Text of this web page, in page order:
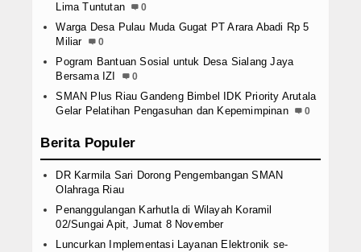
Lima Tuntutan
0
Warga Desa Pulau Muda Gugat PT Arara Abadi Rp 5
Miliar
0
Pogram Bantuan Sosial untuk Desa Sialang Jaya
Bersama IZI
0
SMAN Plus Riau Gandeng Bimbel IDK Priority Arutala
Gelar Pelatihan Pengasuhan dan Kepemimpinan
0
Berita Populer
DR Karmila Sari Dorong Pengembangan SMAN
Olahraga Riau
Penanggulangan Karhutla di Wilayah Koramil
02/Sungai Apit, Jumat 8 November
Luncurkan Implementasi Layanan Elektronik se-